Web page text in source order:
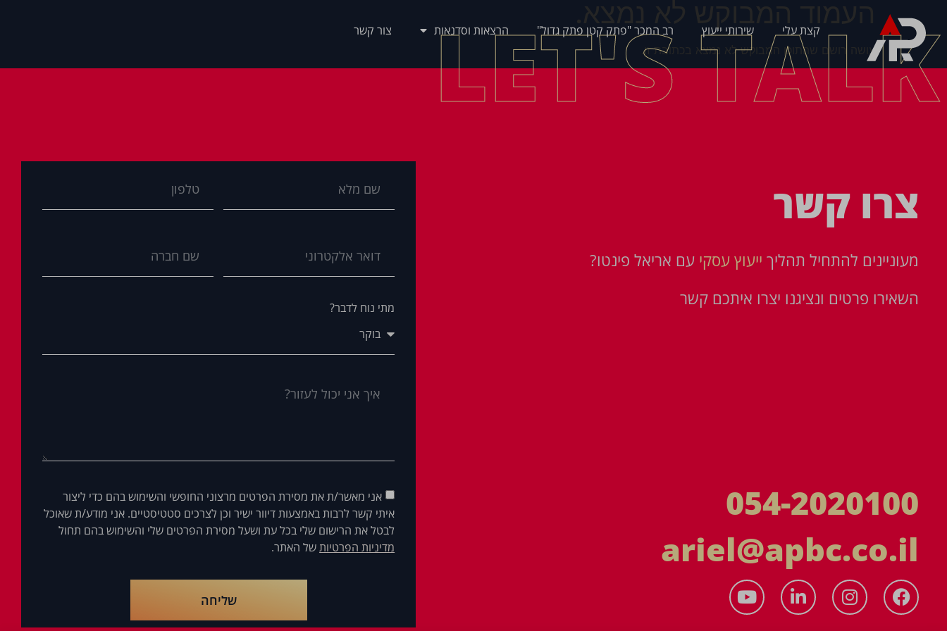
קצת עלי שירותי ייעוץ רב המכר "פתק קטן פתק גדול" הרצאות וסדנאות צור קשר
העמוד המבוקש לא נמצא.
עושה רושם שהתוכן המבוקש לא נמצא בכתובת זו.
LET'S TALK
צרו קשר
מעוניינים להתחיל תהליך ייעוץ עסקי עם אריאל פינטו?
השאירו פרטים ונציגנו יצרו איתכם קשר
054-2020100
ariel@apbc.co.il
מתי נוח לדבר?
אני מאשר/ת את מסירת הפרטים מרצוני החופשי והשימוש בהם כדי ליצור
איתי קשר לרבות באמצעות דיוור ישיר וכן לצרכים סטטיסטיים. אני מודע/ת שאוכל
לבטל את הרישום שלי בכל עת ושעל מסירת הפרטים שלי והשימוש בהם תחול
מדיניות הפרטיותשל האתר.
שליחה